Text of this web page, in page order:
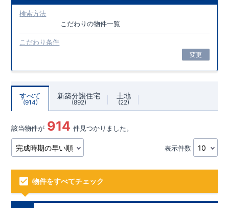
検索方法
こだわりの物件一覧
こだわり条件
変更
すべて
914
新築分譲住宅
892
土地
22
該当物件が 914 件見つかりました。
表示件数
物件をすべてチェック